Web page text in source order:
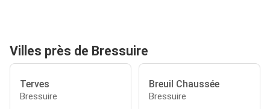
Villes près de Bressuire
Terves
Bressuire
Breuil Chaussée
Bressuire